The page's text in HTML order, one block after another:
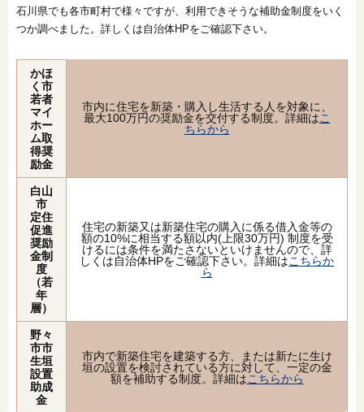
石川県でも各市町村で様々ですが、利用できそうな補助金制度をいく
つか調べました。詳しくは自治体HPをご確認下さい。
かほ
く市
若者
マイ
ホー
ム取
得奨
励金
市内に住宅を新築・購入し生活する人を対象に、
最大100万円の奨励金を交付する制度。詳細はこ
ちらから
白山
市
定住
促進
奨励
金制
度
（若
年
層）
住宅の新築又は新築住宅の購入に係る借入金等の
額の10%に相当する額以内(上限30万円) 制度を受
けるには条件を満たさないといけませんので、詳
しくは自治体HPをご確認下さい。詳細はこちらか
ら
野々
市市
生垣
設置
助成
金
市内で新築住宅を建築する方、または新たに生け
垣の設置を検討されている方に対して、一定の金
額を補助する制度。詳細はこちらから